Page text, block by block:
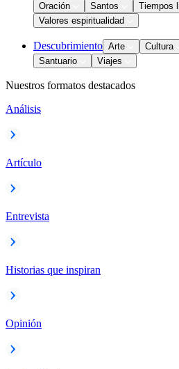
Oración
Santos
Tiempos
Valores espiritualidad
Descubrimiento Arte Cultura
Santuario
Viajes
Nuestros formatos destacados
Análisis
Artículo
Entrevista
Historias que inspiran
Opinión